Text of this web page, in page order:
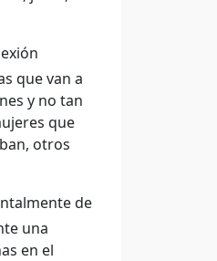
que van a
y no tan
que
otros
de
una
en el